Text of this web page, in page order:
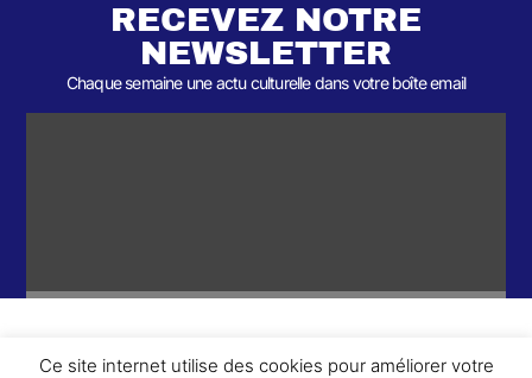
RECEVEZ NOTRE
NEWSLETTER
Chaque semaine une actu culturelle dans votre boîte email
Ce site internet utilise des cookies pour améliorer votre